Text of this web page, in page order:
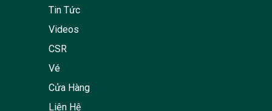
Tin Tức
Videos
CSR
Vé
Cửa Hàng
Liên Hệ